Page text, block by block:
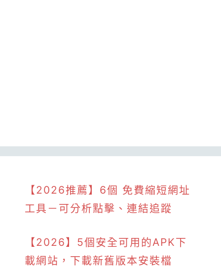
【2026推薦】6個 免費縮短網址
工具－可分析點擊、連結追蹤
【2026】5個安全可用的APK下
載網站，下載新舊版本安裝檔